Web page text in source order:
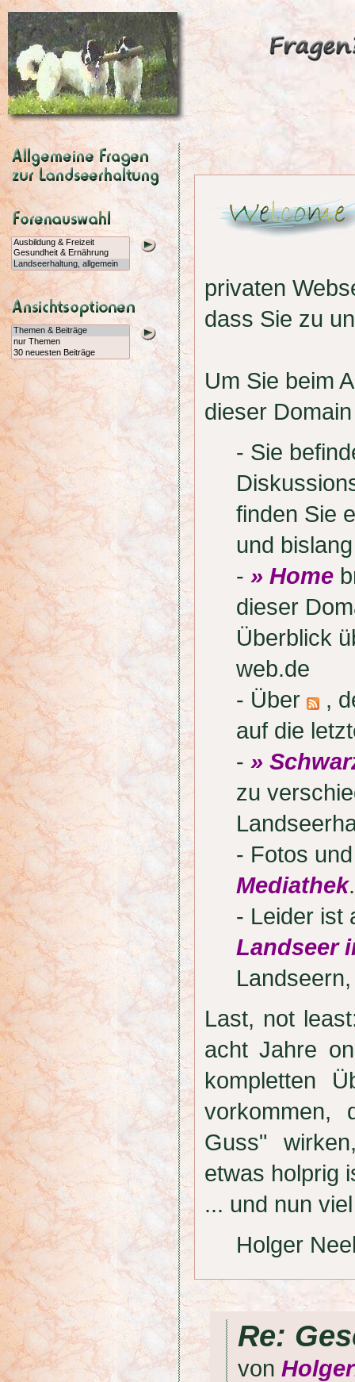
privaten
dass Sie zu
Um Sie beim
dieser
- Sie
finden Sie
und
- » Home
dieser
Überblick
web.de
- Über
,
auf die
- »
zu
- Fotos
Mediathek.
- Leider ist
Landseer
Last, not
acht Jahre
kompletten
vorkommen,
Guss"
etwas holprig
... und nun
Holger
Re:
von